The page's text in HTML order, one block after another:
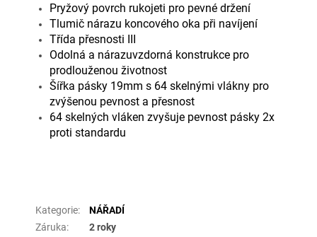
Pryžový povrch rukojeti pro pevné držení
Tlumič nárazu koncového oka při navíjení
Třída přesnosti III
Odolná a nárazuvzdorná konstrukce pro
prodlouženou životnost
Šířka pásky 19mm s 64 skelnými vlákny pro
zvýšenou pevnost a přesnost
64 skelných vláken zvyšuje pevnost pásky 2x
proti standardu
Kategorie:
NÁŘADÍ
Záruka:
2 roky